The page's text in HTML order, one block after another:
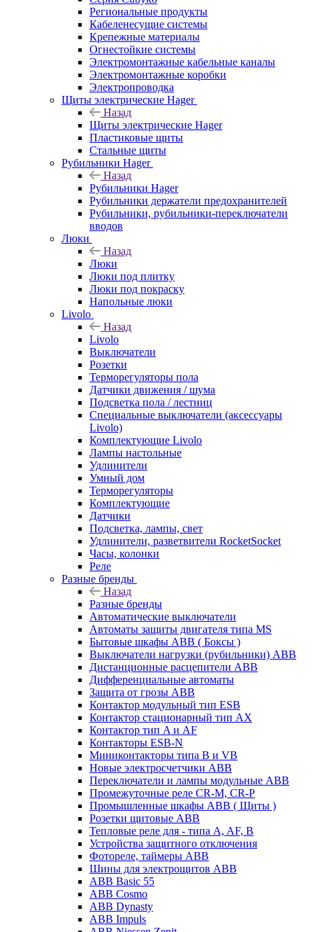
Региональные продукты
Кабеленесущие системы
Крепежные материалы
Огнестойкие системы
Электромонтажные кабельные каналы
Электромонтажные коробки
Электропроводка
Щиты электрические Hager
Назад
Щиты электрические Hager
Пластиковые щиты
Стальные щиты
Рубильники Hager
Назад
Рубильники Hager
Рубильники держатели предохранителей
Рубильники, рубильники-переключатели
вводов
Люки
Назад
Люки
Люки под плитку
Люки под покраску
Напольные люки
Livolo
Назад
Livolo
Выключатели
Розетки
Терморегуляторы пола
Датчики движения / шума
Подсветка пола / лестниц
Специальные выключатели (аксессуары
Livolo)
Комплектующие Livolo
Лампы настольные
Удлинители
Умный дом
Терморегуляторы
Комплектующие
Датчики
Подсветка, лампы, свет
Удлинители, разветвители RocketSocket
Часы, колонки
Реле
Разные бренды
Назад
Разные бренды
Автоматические выключатели
Автоматы защиты двигателя типа MS
Бытовые шкафы ABB ( Боксы )
Выключатели нагрузки (рубильники) ABB
Дистанционные расцепители ABB
Дифференциальные автоматы
Защита от грозы ABB
Контактор модульный тип ESB
Контактор стационарный тип AX
Контактор тип A и AF
Контакторы ESB-N
Миниконтакторы типа B и VB
Новые электросчетчики ABB
Переключатели и лампы модульные ABB
Промежуточные реле CR-M, CR-P
Промышленные шкафы ABB ( Щиты )
Розетки щитовые ABB
Тепловые реле для - типа A, AF, B
Устройства защитного отключения
Фотореле, таймеры ABB
Шины для электрощитов АВВ
ABB Basic 55
ABB Cosmo
ABB Dynasty
ABB Impuls